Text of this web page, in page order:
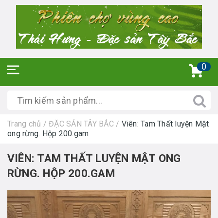
0
Trang chủ / ĐẶC SẢN TÂY BẮC / Viên: Tam Thất luyện Mật
ong rừng. Hộp 200.gam
VIÊN: TAM THẤT LUYỆN MẬT ONG
RỪNG. HỘP 200.GAM